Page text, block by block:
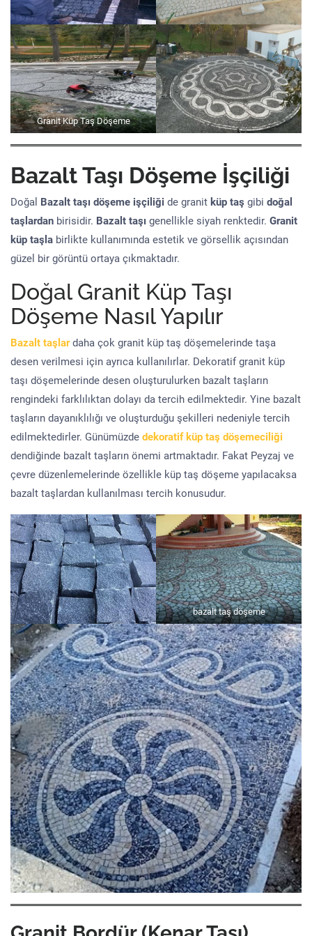
Granit Küp Taş Döşeme
Bazalt Taşı Döşeme İşçiliği
Doğal Bazalt taşı döşeme işçiliği de granit küp taş gibi doğal
taşlardan birisidir. Bazalt taşı genellikle siyah renktedir. Granit
küp taşla birlikte kullanımında estetik ve görsellik açısından
güzel bir görüntü ortaya çıkmaktadır.
Doğal Granit Küp Taşı
Döşeme Nasıl Yapılır
Bazalt taşlardaha çok granit küp taş döşemelerinde taşa
desen verilmesi için ayrıca kullanılırlar. Dekoratif granit küp
taşı döşemelerinde desen oluşturulurken bazalt taşların
rengindeki farklılıktan dolayı da tercih edilmektedir. Yine bazalt
taşların dayanıklılığı ve oluşturduğu şekilleri nedeniyle tercih
edilmektedirler. Günümüzde dekoratif küp taş döşemeciliği
dendiğinde bazalt taşların önemi artmaktadır. Fakat Peyzaj ve
çevre düzenlemelerinde özellikle küp taş döşeme yapılacaksa
bazalt taşlardan kullanılması tercih konusudur.
bazalt taş döşeme